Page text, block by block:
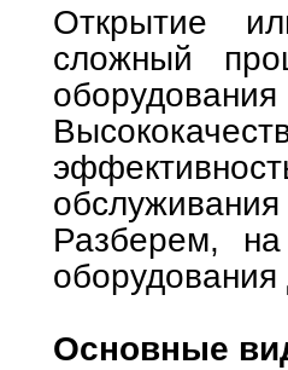
Открытие
сложный
Разберем,
оборудования
Основные